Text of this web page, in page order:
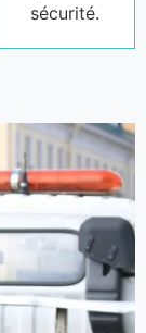
sécurité.